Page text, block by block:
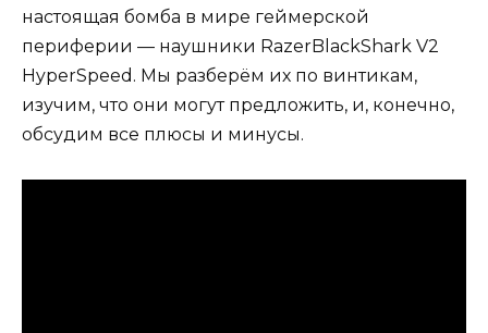
настоящая бомба в мире геймерской
периферии — наушники RazerBlackShark V2
HyperSpeed. Мы разберём их по винтикам,
изучим, что они могут предложить, и, конечно,
обсудим все плюсы и минусы.